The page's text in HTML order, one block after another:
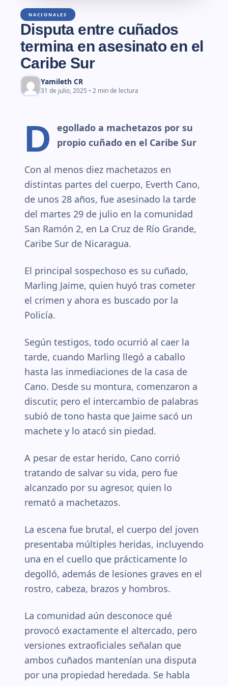
NACIONALES
Disputa entre cuñados
termina en asesinato en el
Caribe Sur
Yamileth CR
31 de julio, 2025 • 2 min de lectura
D
egollado a machetazos por su
propio cuñado en el Caribe Sur
Con al menos diez machetazos en
distintas partes del cuerpo, Everth Cano,
de unos 28 años, fue asesinado la tarde
del martes 29 de julio en la comunidad
San Ramón 2, en La Cruz de Río Grande,
Caribe Sur de Nicaragua.
El principal sospechoso es su cuñado,
Marling Jaime, quien huyó tras cometer
el crimen y ahora es buscado por la
Policía.
Según testigos, todo ocurrió al caer la
tarde, cuando Marling llegó a caballo
hasta las inmediaciones de la casa de
Cano. Desde su montura, comenzaron a
discutir, pero el intercambio de palabras
subió de tono hasta que Jaime sacó un
machete y lo atacó sin piedad.
A pesar de estar herido, Cano corrió
tratando de salvar su vida, pero fue
alcanzado por su agresor, quien lo
remató a machetazos.
La escena fue brutal, el cuerpo del joven
presentaba múltiples heridas, incluyendo
una en el cuello que prácticamente lo
degolló, además de lesiones graves en el
rostro, cabeza, brazos y hombros.
La comunidad aún desconoce qué
provocó exactamente el altercado, pero
versiones extraoficiales señalan que
ambos cuñados mantenían una disputa
por una propiedad heredada. Se habla